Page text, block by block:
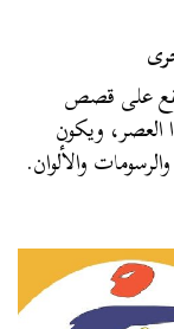
تقع على قصص
ويكون
والألوان.